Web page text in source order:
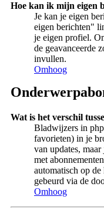
Hoe kan ik mijn eigen
Je kan je eigen
eigen berichten"
je eigen profiel.
de geavanceerde
invullen.
Omhoog
Wat is het verschil
Bladwijzers in
favorieten) in je
van updates,
met
automatisch op
gebeurd via de
Omhoog